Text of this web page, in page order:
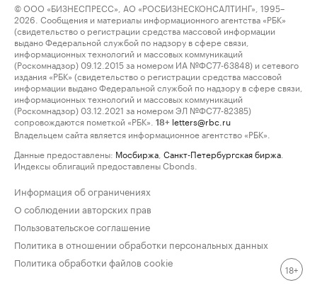
© ООО «БИЗНЕСПРЕСС», АО «РОСБИЗНЕСКОНСАЛТИНГ», 1995–
2026. Сообщения и материалы информационного агентства «РБК»
(свидетельство о регистрации средства массовой информации
выдано Федеральной службой по надзору в сфере связи,
информационных технологий и массовых коммуникаций
(Роскомнадзор) 09.12.2015 за номером ИА №ФС77-63848) и сетевого
издания «РБК» (свидетельство о регистрации средства массовой
информации выдано Федеральной службой по надзору в сфере связи,
информационных технологий и массовых коммуникаций
(Роскомнадзор) 03.12.2021 за номером ЭЛ №ФС77-82385)
сопровождаются пометкой «РБК».
18+ letters@rbc.ru
Владельцем сайта является информационное агентство «РБК».
Данные предоставлены: Мосбиржа Санкт-Петербургская биржа
Индексы облигаций предоставлены Cbonds.
Информация об ограничениях
О соблюдении авторских прав
Пользовательское соглашение
Политика в отношении обработки персональных данных
Политика обработки файлов cookie
18+